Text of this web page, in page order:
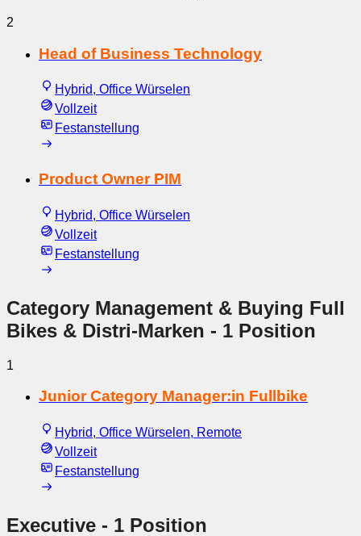
2
Head of Business Technology
Hybrid, Office Würselen
Vollzeit
Festanstellung
Product Owner PIM
Hybrid, Office Würselen
Vollzeit
Festanstellung
Category Management & Buying Full
Bikes & Distri-Marken - 1 Position
1
Junior Category Manager:in Fullbike
Hybrid, Office Würselen, Remote
Vollzeit
Festanstellung
Executive - 1 Position